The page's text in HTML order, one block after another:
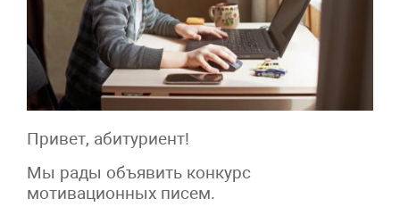
Привет, абитуриент!
Мы рады объявить конкурс
мотивационных писем.